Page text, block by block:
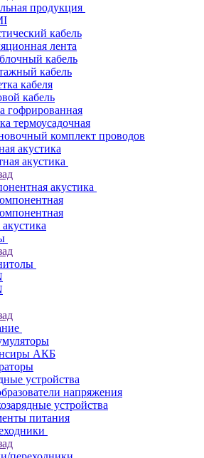
продукция
кабель
лента
кабель
кабель
кабеля
кабель
гофрированная
термоусадочная
комплект проводов
акустика
акустика
акустика
АКБ
устройства
напряжения
устройства
питания